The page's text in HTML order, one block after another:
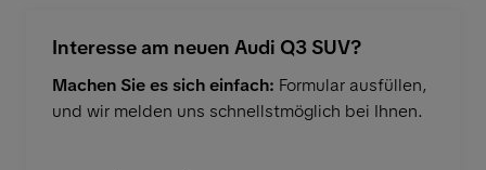
Interesse am neuen Audi Q3 SUV?
Machen Sie es sich einfach: Formular ausfüllen,
und wir melden uns schnellstmöglich bei Ihnen.